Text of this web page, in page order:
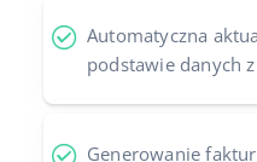
Automatyczna
podstawie danych
Generowanie